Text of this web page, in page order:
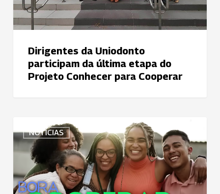
Conhecer
para
Cooperar
Dirigentes da Uniodonto
participam da última etapa do
Projeto Conhecer para Cooperar
NOTÍCIAS
Cooperar
tema
da